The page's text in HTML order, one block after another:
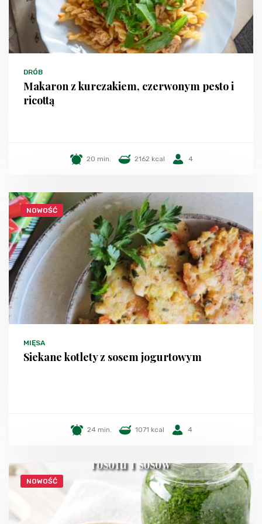
DRÓB
Makaron z kurczakiem, czerwonym pesto i
ricottą
20 min. 2162 kcal 4
NOWOŚĆ
MIĘSA
Siekane kotlety z sosem jogurtowym
24 min. 1071 kcal 4
NOWOŚĆ